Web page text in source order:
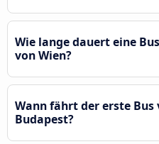
Wie lange dauert eine
von Wien?
Wann fährt der erste Bus
Budapest?